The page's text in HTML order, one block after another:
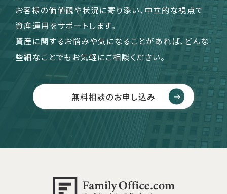
お客様の価値観や状況に寄り添い、中立的な視点で
資産運用をサポートします。
資産に関するお悩みや気になることがあれば、どんな
些細なことでもお気軽にご相談ください。
無料相談のお申し込み